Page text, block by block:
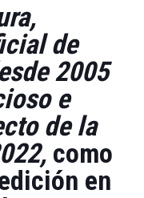
de
2005
e
de la
como
en